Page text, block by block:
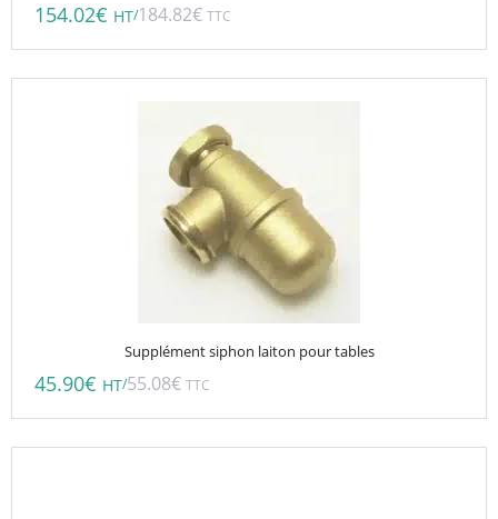
154.02€ HT/184.82€ TTC
Supplément siphon laiton pour tables
45.90€ HT/55.08€ TTC